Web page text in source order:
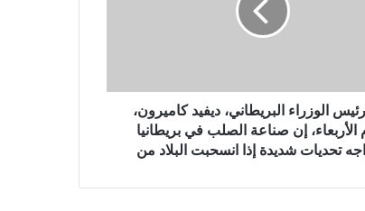
الوزراء البريطاني، ديفيد كاميرون،
الأربعاء، إن صناعة الصلب في بريطانيا
تحديات شديدة إذا انسحبت البلاد من